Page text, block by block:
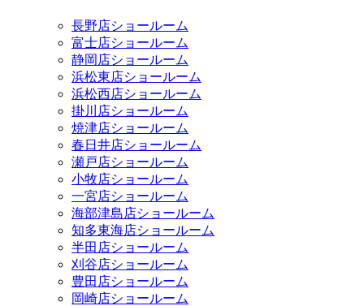
長野店ショールーム
富士店ショールーム
静岡店ショールーム
浜松東店ショールーム
浜松西店ショールーム
掛川店ショールーム
焼津店ショールーム
春日井店ショールーム
瀬戸店ショールーム
小牧店ショールーム
一宮店ショールーム
海部津島店ショールーム
知多東海店ショールーム
半田店ショールーム
刈谷店ショールーム
豊田店ショールーム
岡崎店ショールーム